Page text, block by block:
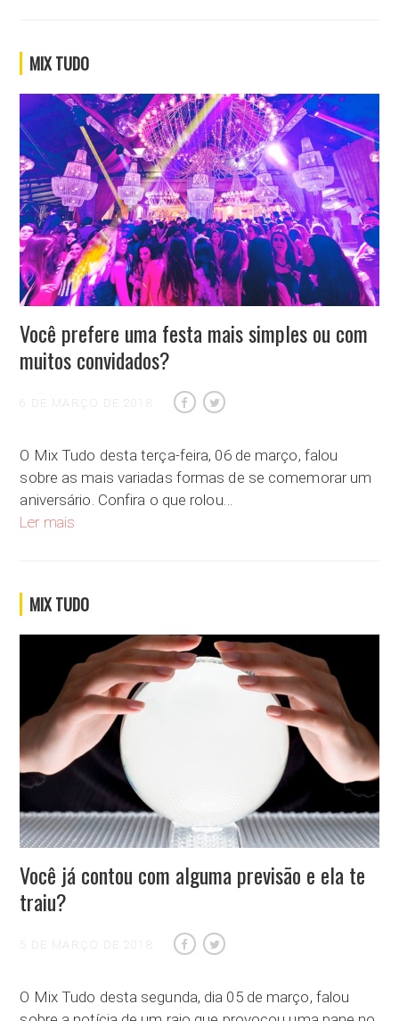
MIX TUDO
Você prefere uma festa mais simples ou com
muitos convidados?
6 DE MARÇO DE 2018
O Mix Tudo desta terça-feira, 06 de março, falou
sobre as mais variadas formas de se comemorar um
aniversário. Confira o que rolou…
Ler mais
MIX TUDO
Você já contou com alguma previsão e ela te
traiu?
5 DE MARÇO DE 2018
O Mix Tudo desta segunda, dia 05 de março, falou